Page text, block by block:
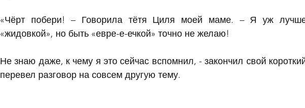
«Чёрт побери! – Говорила тётя Циля моей маме. – Я уж
«жидовкой», но быть «евре-е-ечкой» точно не желаю!
Не знаю даже, к чему я это сейчас вспомнил, - закончил свой
перевел разговор на совсем другую тему.